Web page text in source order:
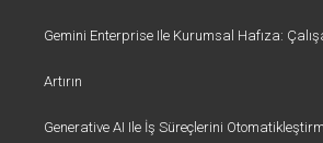
Gemini Enterprise Ile Kurumsal Hafıza:
Artırın
Generative AI Ile İş Süreçlerini